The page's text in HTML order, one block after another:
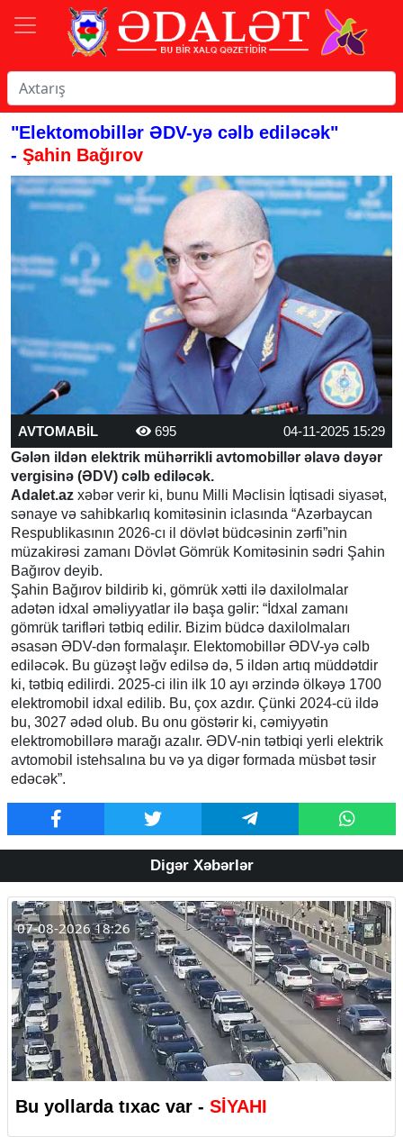
"Elektomobillər ƏDV-yə cəlb ediləcək"
- Şahin Bağırov
AVTOMABİL 695
04-11-2025 15:29
Gələn ildən elektrik mühərrikli avtomobillər əlavə dəyər
vergisinə (ƏDV) cəlb ediləcək.
Adalet.az xəbər verir ki, bunu Milli Məclisin İqtisadi siyasət,
sənaye və sahibkarlıq komitəsinin iclasında “Azərbaycan
Respublikasının 2026-cı il dövlət büdcəsinin zərfi”nin
müzakirəsi zamanı Dövlət Gömrük Komitəsinin sədri Şahin
Bağırov deyib.
Şahin Bağırov bildirib ki, gömrük xətti ilə daxilolmalar
adətən idxal əməliyyatlar ilə başa gəlir: “İdxal zamanı
gömrük tarifləri tətbiq edilir. Bizim büdcə daxilolmaları
əsasən ƏDV-dən formalaşır. Elektomobillər ƏDV-yə cəlb
ediləcək. Bu güzəşt ləğv edilsə də, 5 ildən artıq müddətdir
ki, tətbiq edilirdi. 2025-ci ilin ilk 10 ayı ərzində ölkəyə 1700
elektromobil idxal edilib. Bu, çox azdır. Çünki 2024-cü ildə
bu, 3027 ədəd olub. Bu onu göstərir ki, cəmiyyətin
elektromobillərə marağı azalır. ƏDV-nin tətbiqi yerli elektrik
avtomobil istehsalına bu və ya digər formada müsbət təsir
edəcək”.
Digər Xəbərlər
07-08-2026 18:26
Bu yollarda tıxac var - SİYAHI